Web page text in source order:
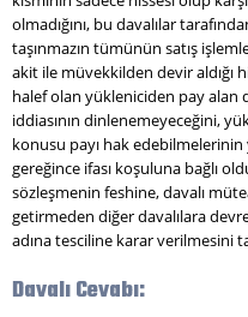
olmadığını, bu davalılar
taşınmazın tümünün satış
akit ile müvekkilden devir aldığı
halef olan yükleniciden pay alan
iddiasının dinlenemeyeceğini,
konusu payı hak
gereğince ifası koşuluna bağlı
sözleşmenin feshine, davalı
getirmeden diğer davalılara
adına tesciline karar verilmesini
Davalı Cevabı: